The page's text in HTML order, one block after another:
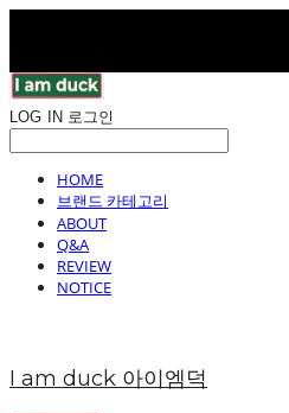
LOG IN 로그인
HOME
브랜드 카테고리
ABOUT
Q&A
REVIEW
NOTICE
I am duck 아이엠덕